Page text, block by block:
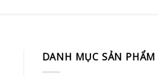
DANH MỤC SẢN PHẨM